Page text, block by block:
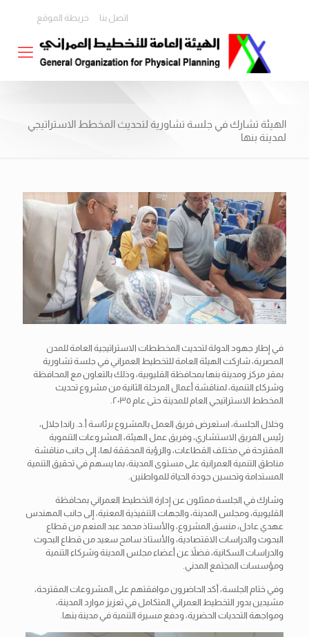
اتصل بنا خريطة الموقع
الهيئة تشارك في جلسة تشاورية لتحديث المخطط الاستراتيجي
لمدينة بنها
في إطار جهود الدولة لتحديث المخططات الاستراتيجية العامة للمدن
المصرية، شاركت الهيئة العامة للتخطيط العمراني في جلسة تشاورية
بمقر مركز ومدينة بنها بمحافظة القليوبية، وذلك بالتعاون مع المحافظة
وشركاء التنمية، لمناقشة أعمال المرحلة الثانية من مشروع تحديث
المخطط الاستراتيجي العام للمدينة حتى عام ٢٠٣٥.
وخلال الجلسة، استعرض فريق العمل بالمشروع برئاسة أ.د. راندا جلال،
رئيس الفريق الاستشاري، وفريق عمل الهيئة، المشروعات التنموية
المقترحة في مختلف القطاعات، والرؤية المحققة لها، إلى جانب مناقشة
مناطق التنمية العمرانية على مستوى المدينة، بما يسهم في تحقيق التنمية
المستدامة وتحسين جودة الحياة للمواطنين.
وشارك في الجلسة ممثلون عن إدارة التخطيط العمراني بمحافظة
القليوبية، ومجلس المدينة، والجهات التنفيذية المعنية، إلى جانب المهندس
عهدي عادل، منسق المشروع، والأستاذ محمد عبد المنعم من قطاع
البحوث والدراسات الاقتصادية، والأستاذ سامح سعيد من قطاع البحوث
والدراسات السكانية، فضلاً عن أعضاء مجلس المدينة وشركاء التنمية
ومؤسسات المجتمع المدني.
وفي ختام الجلسة، أكد الحاضرون موافقتهم على المشروعات المقترحة،
مشيدين بدور التخطيط العمراني المتكامل في تعزيز موارد المدينة،
ومواجهة التحديات الحضرية، ودفع مسيرة التنمية في مدينة بنها.